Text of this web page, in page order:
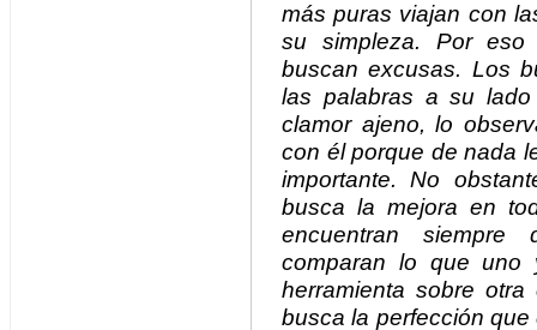
más puras viajan con
su simpleza. Por eso
buscan excusas. Los
las palabras a su
clamor ajeno, lo
con él porque de nada
importante. No
busca la mejora en
encuentran
comparan lo que uno
herramienta sobre
busca la perfección